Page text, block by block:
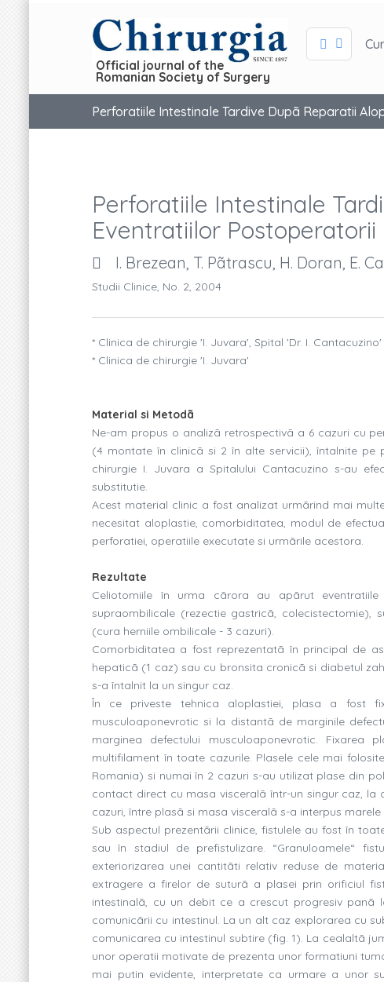
Official journal of the
Romanian Society of Surgery
Perforatiile Intestinale Tardive Dupã Reparatii
Perforatiile Intestinale
Eventratiilor Postoperatorii
I. Brezean, T. Pãtrascu, H. Doran, E.
Studii Clinice, No. 2, 2004
* Clinica de chirurgie 'I. Juvara', Spital 'Dr. I. Cantacuzino'
* Clinica de chirurgie 'I. Juvara'
Material si Metodã
Ne-am propus o analizã retrospectivã a 6 cazuri cu
(4 montate în clinicã si 2 în alte servicii), întalnite pe
chirurgie I. Juvara a Spitalului Cantacuzino s-au
substitutie.
Acest material clinic a fost analizat urmãrind mai
necesitat aloplastie, comorbiditatea, modul de
perforatiei, operatiile executate si urmãrile acestora.
Rezultate
Celiotomiile în urma cãrora au apãrut
supraombilicale (rezectie gastricã, colecistectomie),
(cura herniile ombilicale - 3 cazuri).
Comorbiditatea a fost reprezentatã în principal de
hepaticã (1 caz) sau cu bronsita cronicã si diabetul
s-a întalnit la un singur caz.
În ce priveste tehnica aloplastiei, plasa a fost
musculoaponevrotic si la distantã de marginile
marginea defectului musculoaponevrotic.
multifilament în toate cazurile. Plasele cele mai
Romania) si numai în 2 cazuri s-au utilizat plase din
contact direct cu masa visceralã într-un singur caz,
cazuri, între plasã si masa visceralã s-a interpus
Sub aspectul prezentãrii clinice, fistulele au fost în
sau în stadiul de prefistulizare. “Granuloamele“
exteriorizarea unei cantitãti relativ reduse de
extragere a firelor de suturã a plasei prin orificiul
intestinalã, cu un debit ce a crescut progresiv
comunicãrii cu intestinul. La un alt caz explorarea cu
comunicarea cu intestinul subtire (fig. 1). La cealaltã
unor operatii motivate de prezenta unor formatiuni
mai putin evidente, interpretate ca urmare a unor